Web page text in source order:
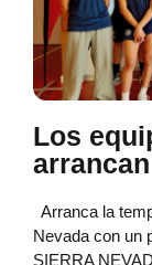
Los
Arranca la
Nevada con un
SIERRA